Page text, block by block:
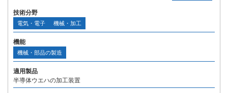
技術分野
電気・電子 機械・加工
機能
機械・部品の製造
適用製品
半導体ウエハの加工装置